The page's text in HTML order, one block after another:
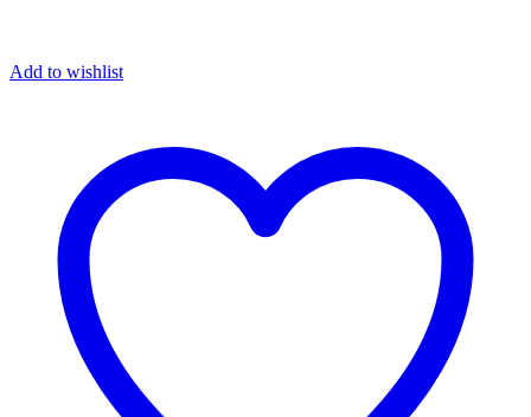
Add to wishlist